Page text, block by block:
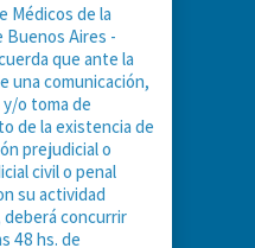
Médicos de la
Buenos Aires -
que ante la
una comunicación,
o toma de
de la existencia de
prejudicial o
civil o penal
su actividad
concurrir
48 hs. de